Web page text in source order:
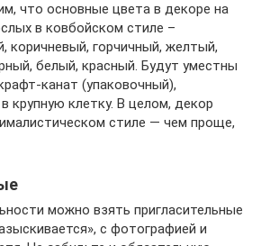
что основные цвета в декоре на
в ковбойском стиле –
коричневый, горчичный, желтый,
белый, красный. Будут уместны
канат (упаковочный),
крупную клетку. В целом, декор
стиле — чем проще,
можно взять пригласительные
с фотографией и